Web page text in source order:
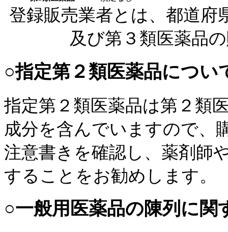
登録販売業者とは、都道府
及び第３類医薬品
○指定第２類医薬品につい
指定第２類医薬品は第２類
成分を含んでいますので、
注意書きを確認し、薬剤師
することをお勧めします。
○一般用医薬品の陳列に関